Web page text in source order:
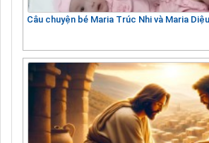
Câu chuyện bé Maria Trúc Nhi và Maria